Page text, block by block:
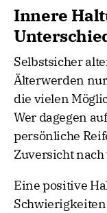
Innere
Selbstsicher
Älterwerden
die vielen
Wer dagegen
persönliche
Zuversicht
Eine positive